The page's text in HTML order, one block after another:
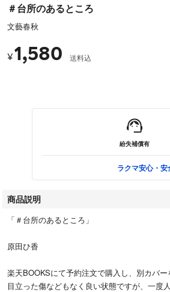
＃台所のあるところ
文藝春秋
¥1,580 送料込
紛失補償有
ラクマ安心・
商品説明
「＃台所のあるところ」
原田ひ香
楽天BOOKSにて予約注文で購入し、別カバー
目立った傷などもなく良い状態ですが、一度